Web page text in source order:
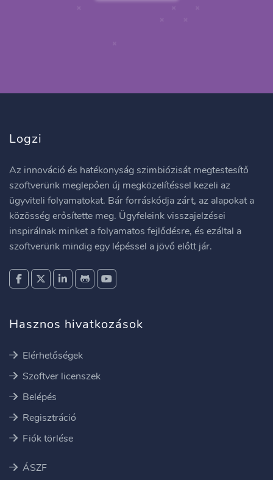
Logzi
Az innováció és hatékonyság szimbiózisát megtestesítő
szoftverünk meglepően új megközelítéssel kezeli az
ügyviteli folyamatokat. Bár forráskódja zárt, az alapokat a
közösség erősítette meg. Ügyfeleink visszajelzései
inspirálnak minket a folyamatos fejlődésre, és ezáltal a
szoftverünk mindig egy lépéssel a jövő előtt jár.
Hasznos hivatkozások
Elérhetőségek
Szoftver licenszek
Belépés
Regisztráció
Fiók törlése
ÁSZF